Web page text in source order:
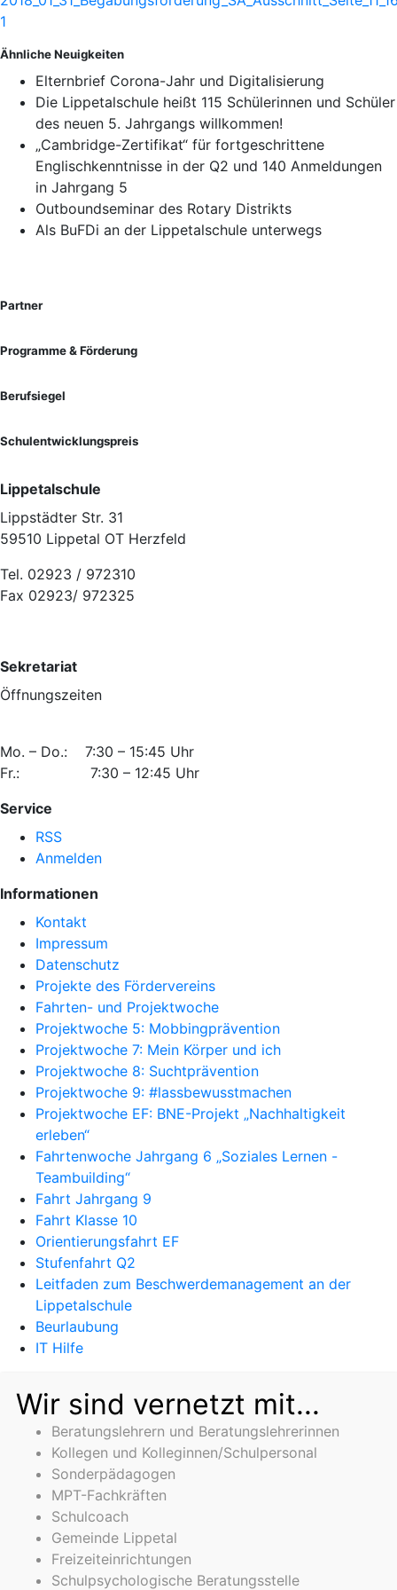
Ähnliche Neuigkeiten
Elternbrief Corona-Jahr und Digitalisierung
Die Lippetalschule heißt 115 Schülerinnen und Schüler
des neuen 5. Jahrgangs willkommen!
„Cambridge-Zertifikat“ für fortgeschrittene
Englischkenntnisse in der Q2 und 140 Anmeldungen
in Jahrgang 5
Outboundseminar des Rotary Distrikts
Als BuFDi an der Lippetalschule unterwegs
Partner
Programme & Förderung
Berufsiegel
Schulentwicklungspreis
Lippetalschule
Lippstädter Str. 31
59510 Lippetal OT Herzfeld
Tel. 02923 / 972310
Fax 02923/ 972325
Sekretariat
Öffnungszeiten
Mo. – Do.: 7:30 – 15:45 Uhr
Fr.: 7:30 – 12:45 Uhr
Service
RSS
Anmelden
Informationen
Kontakt
Impressum
Datenschutz
Projekte des Fördervereins
Fahrten- und Projektwoche
Projektwoche 5: Mobbingprävention
Projektwoche 7: Mein Körper und ich
Projektwoche 8: Suchtprävention
Projektwoche 9: #lassbewusstmachen
Projektwoche EF: BNE-Projekt „Nachhaltigkeit
erleben“
Fahrtenwoche Jahrgang 6 „Soziales Lernen -
Teambuilding“
Fahrt Jahrgang 9
Fahrt Klasse 10
Orientierungsfahrt EF
Stufenfahrt Q2
Leitfaden zum Beschwerdemanagement an der
Lippetalschule
Beurlaubung
IT Hilfe
Wir sind vernetzt mit...
Beratungslehrern und Beratungslehrerinnen
Kollegen und Kolleginnen/Schulpersonal
Sonderpädagogen
MPT-Fachkräften
Schulcoach
Gemeinde Lippetal
Freizeiteinrichtungen
Schulpsychologische Beratungsstelle